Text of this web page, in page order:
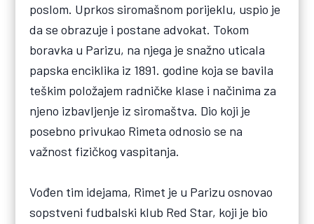
poslom. Uprkos siromašnom porijeklu, uspio je
da se obrazuje i postane advokat. Tokom
boravka u Parizu, na njega je snažno uticala
papska enciklika iz 1891. godine koja se bavila
teškim položajem radničke klase i načinima za
njeno izbavljenje iz siromaštva. Dio koji je
posebno privukao Rimeta odnosio se na
važnost fizičkog vaspitanja.
Vođen tim idejama, Rimet je u Parizu osnovao
sopstveni fudbalski klub Red Star, koji je bio